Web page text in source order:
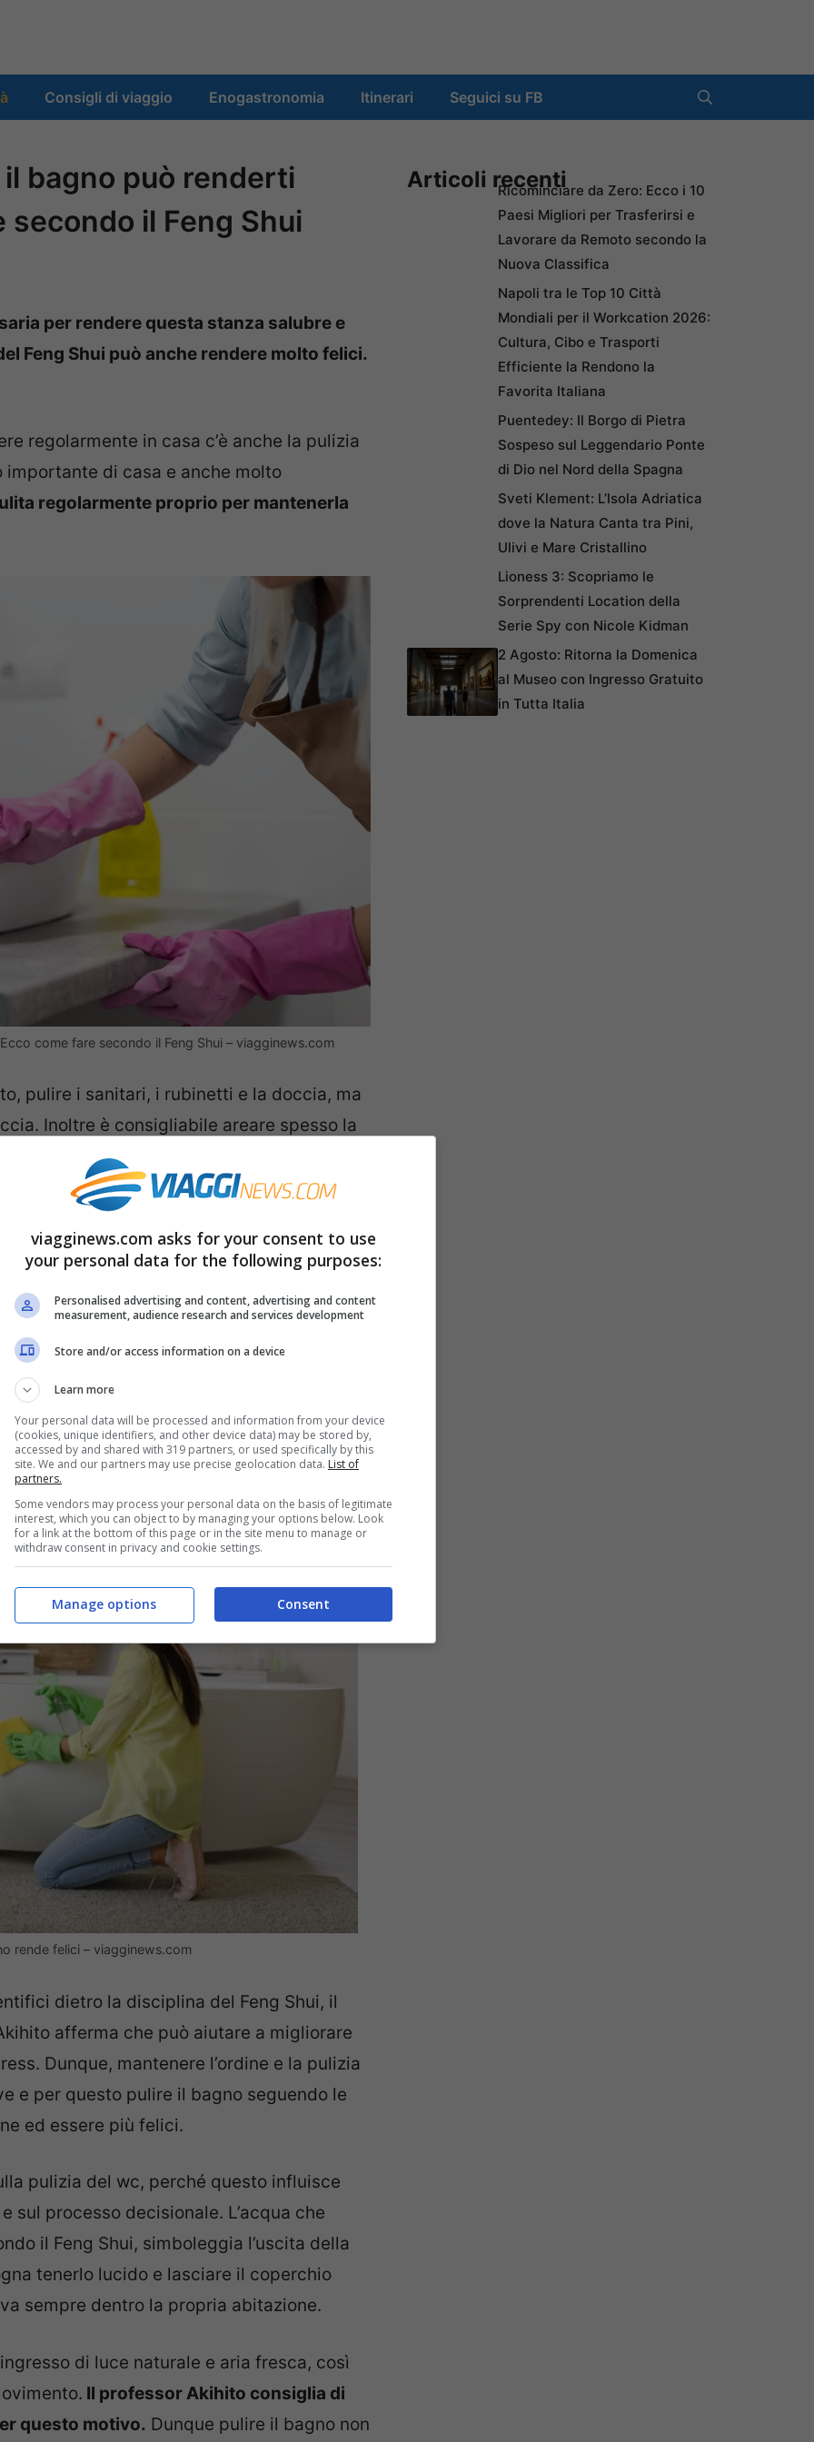
Consigli di viaggio Enogastronomia Itinerari Seguici su FB
bagno può renderti
secondo il Feng Shui
per rendere questa stanza salubre e
Feng Shui può anche rendere molto felici.
regolarmente in casa c’è anche la pulizia
importante di casa e anche molto
regolarmente proprio per mantenerla
come fare secondo il Feng Shui – viagginews.com
pulire i sanitari, i rubinetti e la doccia, ma
Inoltre è consigliabile areare spesso la
l’eventuale umidità che potrebbe
della muffa.Ognuno ha il suo
le regole del Feng Shui, questa
molto felici.Ecco perché.
secondo il Feng Shui
noiosa e faticosa, in realtà può rendere
Shui, disciplina orientale che spiega
ed oggetti in casa per attrarre buone
rende felici – viagginews.com
dietro la disciplina del Feng Shui, il
afferma che può aiutare a migliorare
Dunque, mantenere l’ordine e la pulizia
e per questo pulire il bagno seguendo le
ed essere più felici.
pulizia del wc, perché questo influisce
sul processo decisionale. L’acqua che
il Feng Shui, simboleggia l’uscita della
tenerlo lucido e lasciare il coperchio
sempre dentro la propria abitazione.
di luce naturale e aria fresca, così
Il professor Akihito consiglia di
questo motivo. Dunque pulire il bagno non
Articoli recentiRicominciare da Zero: Ecco i 10
Paesi Migliori per Trasferirsi e
Lavorare da Remoto secondo la
Nuova Classifica
Napoli tra le Top 10 Città
Mondiali per il Workcation 2026:
Cultura, Cibo e Trasporti
Efficiente la Rendono la
Favorita Italiana
Puentedey: Il Borgo di Pietra
Sospeso sul Leggendario Ponte
di Dio nel Nord della Spagna
Sveti Klement: L’Isola Adriatica
dove la Natura Canta tra Pini,
Ulivi e Mare Cristallino
Lioness 3: Scopriamo le
Sorprendenti Location della
Serie Spy con Nicole Kidman
2 Agosto: Ritorna la Domenica
al Museo con Ingresso Gratuito
in Tutta Italia
viagginews.com asks for your consent to use
your personal data for the following purposes:
Personalised advertising and content, advertising and content
measurement, audience research and services development
Store and/or access information on a device
Learn more
Your personal data will be processed and information from your device
(cookies, unique identifiers, and other device data) may be stored by,
accessed by and shared with 319 partners, or used specifically by this
site. We and our partners may use precise geolocation data. List of
partners.
Some vendors may process your personal data on the basis of legitimate
interest, which you can object to by managing your options below. Look
for a link at the bottom of this page or in the site menu to manage or
withdraw consent in privacy and cookie settings.
Consent
Manage options